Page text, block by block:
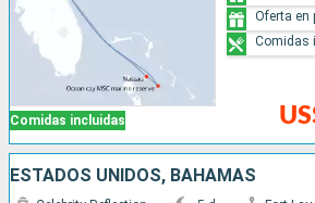
Comidas incluidas
Oferta en
Comidas
ESTADOS UNIDOS, BAHAMAS